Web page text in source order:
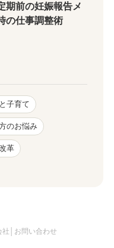
前の妊娠報告メ
の仕事調整術
子育て
のお悩み
革
社 お問い合わせ